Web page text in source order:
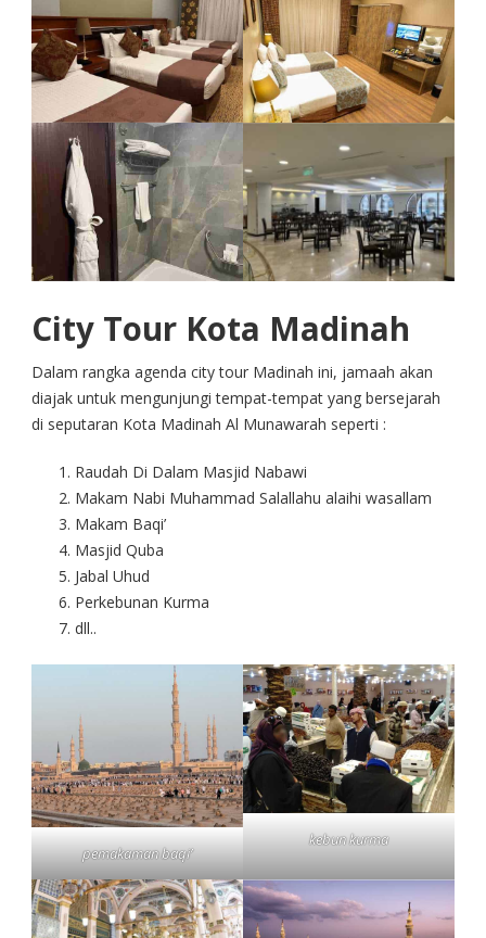
City Tour Kota Madinah
Dalam rangka agenda city tour Madinah ini, jamaah akan
diajak untuk mengunjungi tempat-tempat yang bersejarah
di seputaran Kota Madinah Al Munawarah seperti :
Raudah Di Dalam Masjid Nabawi
Makam Nabi Muhammad Salallahu alaihi wasallam
Makam Baqi’
Masjid Quba
Jabal Uhud
Perkebunan Kurma
dll..
pemakaman baqi’
kebun kurma